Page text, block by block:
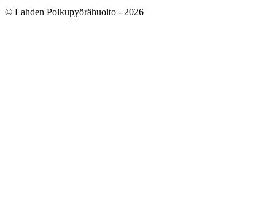
© Lahden Polkupyörähuolto - 2026